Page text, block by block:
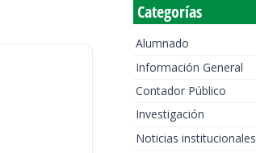
Categorías
Alumnado
Información General
Contador Público
Investigación
Noticias institucionales